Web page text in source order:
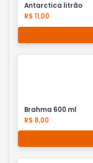
Antarctica litrão
R$ 11,00
Brahma 600 ml
R$ 8,00